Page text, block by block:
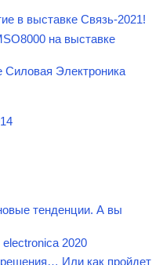
в выставке Связь-2021!
на выставке
Силовая Электроника
тенденции. А вы
2020
Или как пройдет